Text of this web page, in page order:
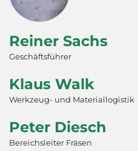
Reiner Sachs
Geschäftsführer
Klaus Walk
Werkzeug- und Materiallogistik
Peter Diesch
Bereichsleiter Fräsen